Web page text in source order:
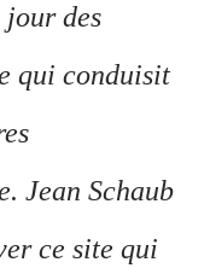
jour des
qui conduisit
Jean Schaub
ce site qui